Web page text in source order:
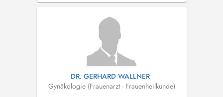
DR. GERHARD WALLNER
Gynäkologie (Frauenarzt - Frauenheilkunde)